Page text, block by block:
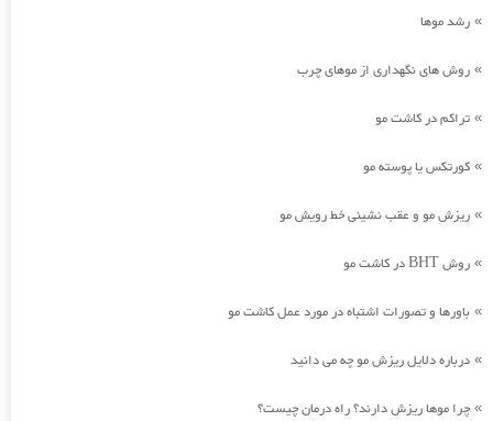
» رشد موها
» روش های نگهداری از موهای چرب
» تراکم در کاشت مو
» کورتکس یا پوسته مو
» ریزش مو و عقب نشینی خط رویش مو
» روش BHT در کاشت مو
» باورها و تصورات اشتباه در مورد عمل کاشت مو
» درباره دلایل ریزش مو چه می دانید
» چرا موها ریزش دارند؟ راه درمان چیست؟